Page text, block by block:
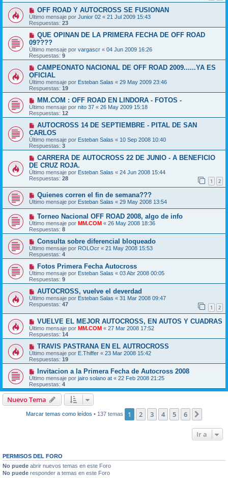
OFF ROAD Y AUTOCROSS SE FUSIONAN
Último mensaje por Junior 02 « 21 Jul 2009 15:43
Respuestas: 23
QUE OPINAN DE LA PRIMERA FECHA DE OFF ROAD
09????
Último mensaje por vargascr « 04 Jun 2009 16:26
Respuestas: 9
CAMPEONATO NACIONAL DE OFF ROAD 2009......YA ES
OFICIAL
Último mensaje por Esteban Salas « 29 May 2009 23:46
Respuestas: 19
MM.COM : OFF ROAD EN LINDORA - FOTOS -
Último mensaje por nito 37 « 26 May 2009 15:18
Respuestas: 12
AUTOCROSS 14 DE SEPTIEMBRE - PITAL DE SAN
CARLOS
Último mensaje por Esteban Salas « 10 Sep 2008 10:40
Respuestas: 3
CARRERA DE AUTOCROSS 22 DE JUNIO - A BENEFICIO
DE CRUZ ROJA.
Último mensaje por Esteban Salas « 24 Jun 2008 15:44
Respuestas: 28 1 2
Quienes corren el fin de semana???
Último mensaje por Esteban Salas « 29 May 2008 13:54
Torneo Nacional OFF ROAD 2008, algo de info
Último mensaje por MM.COM « 26 May 2008 18:36
Respuestas: 8
Consulta sobre diferencial bloqueado
Último mensaje por ROLOcr « 21 May 2008 15:53
Respuestas: 4
Fotos Primera Fecha Autocross
Último mensaje por Esteban Salas « 03 Abr 2008 00:05
Respuestas: 9
AUTOCROSS, vuelve el deverdad
Último mensaje por Esteban Salas « 31 Mar 2008 09:47
Respuestas: 47 1 2
VUELVE EL MEJOR AUTOCROSS, EN AUTOS Y CUADRAS
Último mensaje por MM.COM « 27 Mar 2008 17:52
Respuestas: 14
TRAVIS PASTRANA EN EL AUTROCROSS
Último mensaje por E.Thiffer « 23 Mar 2008 15:42
Respuestas: 19
Invitacion a la Primera Fecha de Autocross 2008
Último mensaje por jairo solano at « 22 Feb 2008 21:25
Respuestas: 4
Nuevo Tema
Marcar temas como leídos • 137 temas 1 2 3 4 5 6
Ir a
PERMISOS DEL FORO
No puede abrir nuevos temas en este Foro
No puede responder a temas en este Foro